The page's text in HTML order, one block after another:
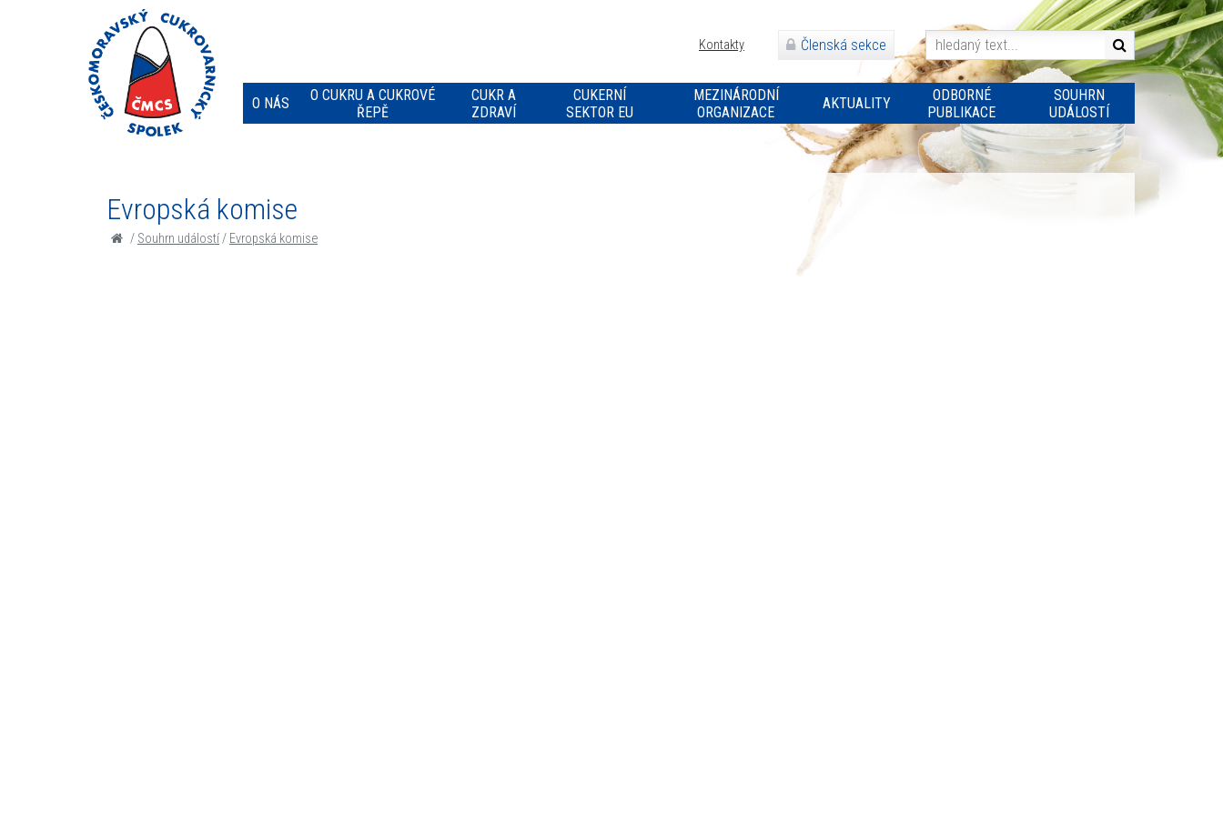
Kontakty Členská sekce
O NÁS
O CUKRU A CUKROVÉ
ŘEPĚ
CUKR A
ZDRAVÍ
CUKERNÍ
SEKTOR EU
MEZINÁRODNÍ
ORGANIZACE
AKTUALITY
ODBORNÉ
PUBLIKACE
SOUHRN
UDÁLOSTÍ
Evropská komise
/ Souhrn událostí/ Evropská komise